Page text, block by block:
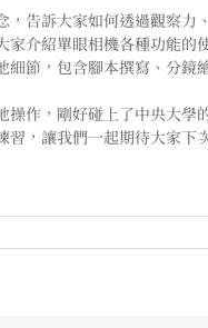
告訴大家如何透過觀察
介紹單眼相機各種功能
節，包含腳本撰寫、分
操作，剛好碰上了中央大學
，讓我們一起期待大家下